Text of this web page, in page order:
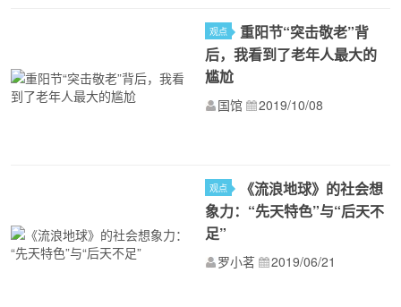
观点
重阳节“突击敬老”背
后，我看到了老年人最大的
尴尬
国馆 2019/10/08
观点
《流浪地球》的社会想
象力：“先天特色”与“后天不
足”
罗小茗 2019/06/21